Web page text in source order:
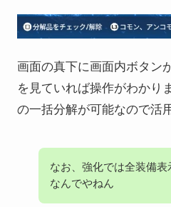
画面の真下に画面内ボタン
を見ていれば操作がわかり
の一括分解が可能なので活
なお、強化では全装備表
なんでやねん